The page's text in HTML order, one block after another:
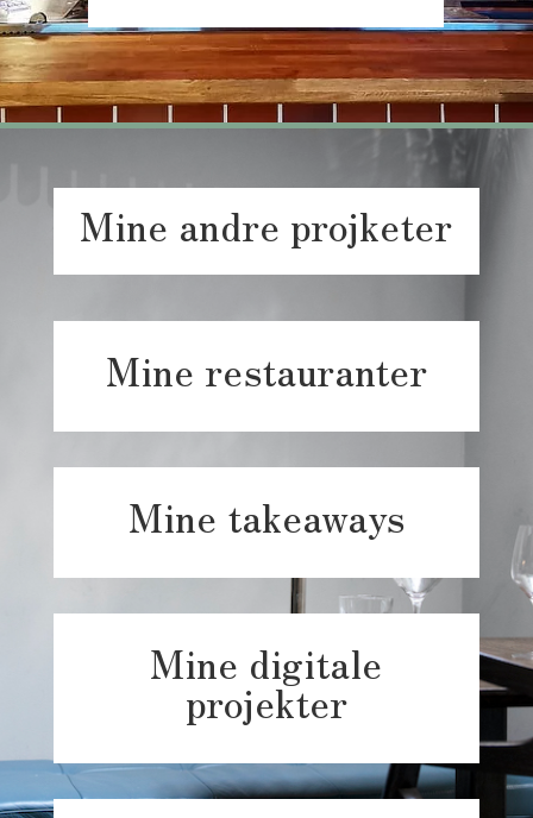
Mine andre projketer
Mine restauranter
Mine takeaways
Mine digitale
projekter